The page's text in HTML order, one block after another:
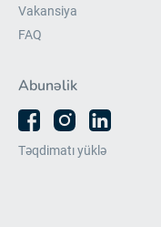
Vakansiya
FAQ
Abunəlik
Təqdimatı yüklə